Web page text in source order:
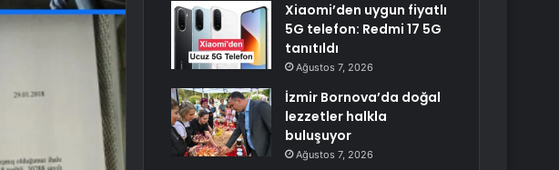
Xiaomi’den uygun fiyatlı
5G telefon: Redmi 17 5G
tanıtıldı
Ağustos 7, 2026
İzmir Bornova’da doğal
lezzetler halkla
buluşuyor
Ağustos 7, 2026